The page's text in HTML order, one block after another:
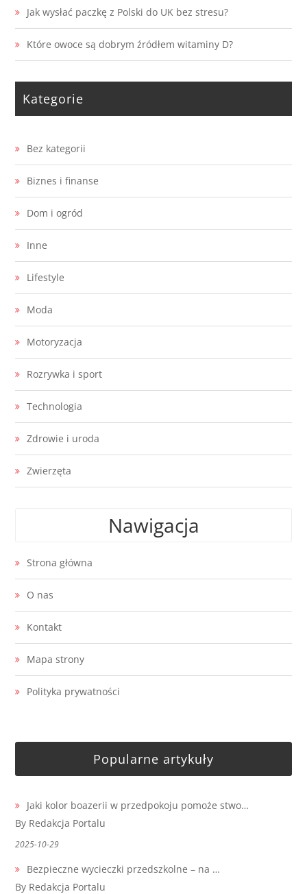
Jak wysłać paczkę z Polski do UK bez stresu?
Które owoce są dobrym źródłem witaminy D?
Kategorie
Bez kategorii
Biznes i finanse
Dom i ogród
Inne
Lifestyle
Moda
Motoryzacja
Rozrywka i sport
Technologia
Zdrowie i uroda
Zwierzęta
Nawigacja
Strona główna
O nas
Kontakt
Mapa strony
Polityka prywatności
Popularne artykuły
Jaki kolor boazerii w przedpokoju pomoże stwo…
By Redakcja Portalu
2025-10-29
Bezpieczne wycieczki przedszkolne – na …
By Redakcja Portalu